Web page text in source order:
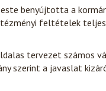
este benyújtotta a
feltételek
tervezet számos
szerint a javaslat